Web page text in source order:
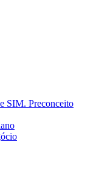
SIM. Preconceito